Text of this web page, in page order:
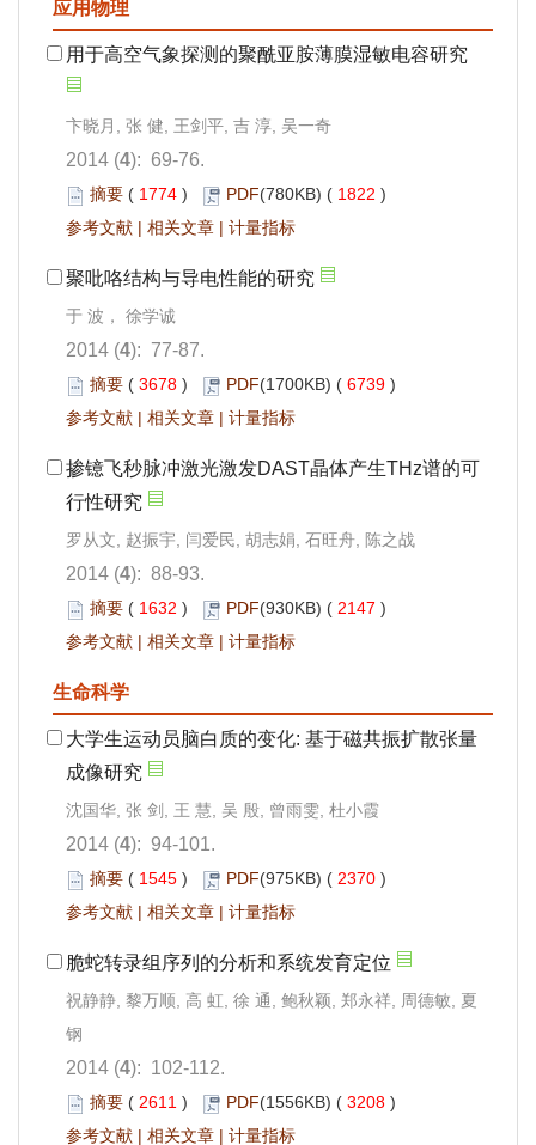
应用物理
用于高空气象探测的聚酰亚胺薄膜湿敏电容研究
卞晓月, 张 健, 王剑平, 吉 淳, 吴一奇
2014 (4): 69-76.
摘要 ( 1774 ) PDF(780KB) ( 1822 )
参考文献 | 相关文章 | 计量指标
聚吡咯结构与导电性能的研究
于 波， 徐学诚
2014 (4): 77-87.
摘要 ( 3678 ) PDF(1700KB) ( 6739 )
参考文献 | 相关文章 | 计量指标
掺镱飞秒脉冲激光激发DAST晶体产生THz谱的可
行性研究
罗从文, 赵振宇, 闫爱民, 胡志娟, 石旺舟, 陈之战
2014 (4): 88-93.
摘要 ( 1632 ) PDF(930KB) ( 2147 )
参考文献 | 相关文章 | 计量指标
生命科学
大学生运动员脑白质的变化: 基于磁共振扩散张量
成像研究
沈国华, 张 剑, 王 慧, 吴 殷, 曾雨雯, 杜小霞
2014 (4): 94-101.
摘要 ( 1545 ) PDF(975KB) ( 2370 )
参考文献 | 相关文章 | 计量指标
脆蛇转录组序列的分析和系统发育定位
祝静静, 黎万顺, 高 虹, 徐 通, 鲍秋颖, 郑永祥, 周德敏, 夏
钢
2014 (4): 102-112.
摘要 ( 2611 ) PDF(1556KB) ( 3208 )
参考文献 | 相关文章 | 计量指标